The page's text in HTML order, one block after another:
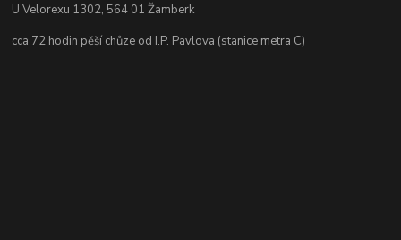
U Velorexu 1302, 564 01 Žamberk
cca 72 hodin pěší chůze od I.P. Pavlova (stanice metra C)